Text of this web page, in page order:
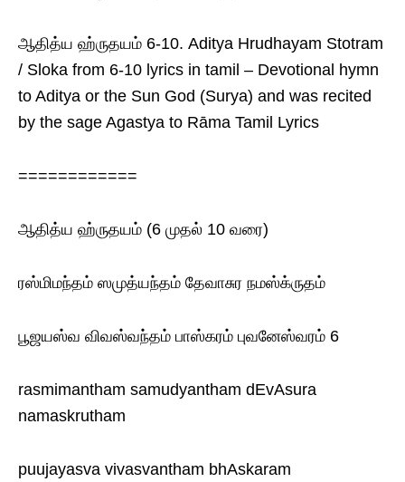
ஆதித்ய ஹ்ருதயம் 6-10. Aditya Hrudhayam Stotram
/ Sloka from 6-10 lyrics in tamil – Devotional hymn
to Aditya or the Sun God (Surya) and was recited
by the sage Agastya to Rāma Tamil Lyrics
============
ஆதித்ய ஹ்ருதயம் (6 முதல் 10 வரை)
ரஸ்மிமந்தம் ஸமுத்யந்தம் தேவாசுர நமஸ்க்ருதம்
பூஜயஸ்வ விவஸ்வந்தம் பாஸ்கரம் புவனேஸ்வரம் 6
rasmimantham samudyantham dEvAsura
namaskrutham
puujayasva vivasvantham bhAskaram